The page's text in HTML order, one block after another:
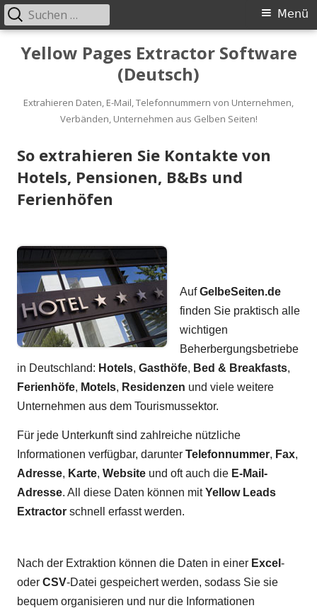
SpringeYellow Pages Extractor Software
(Deutsch)
Extrahieren Daten, E-Mail, Telefonnummern von Unternehmen,
Verbänden, Unternehmen aus Gelben Seiten!
Primäres
Menü
Menü
Suche
nach:
So extrahieren Sie Kontakte von
Hotels, Pensionen, B&Bs und
Ferienhöfen
AufGelbeSeiten.de
finden Sie praktisch alle
wichtigen
Beherbergungsbetriebe
in Deutschland: Hotels, Gasthöfe, Bed & Breakfasts,
Ferienhöfe, Motels, Residenzen und viele weitere
Unternehmen aus dem Tourismussektor.
Für jede Unterkunft sind zahlreiche nützliche
Informationen verfügbar, darunter Telefonnummer, Fax,
Adresse, Karte, Website und oft auch die E-Mail-
Adresse. All diese Daten können mitYellow Leads
Extractor schnell erfasst werden.
Nach der Extraktion können die Daten in einer Excel -
oder CSV-Datei gespeichert werden, sodass Sie sie
bequem organisieren und nur die Informationen